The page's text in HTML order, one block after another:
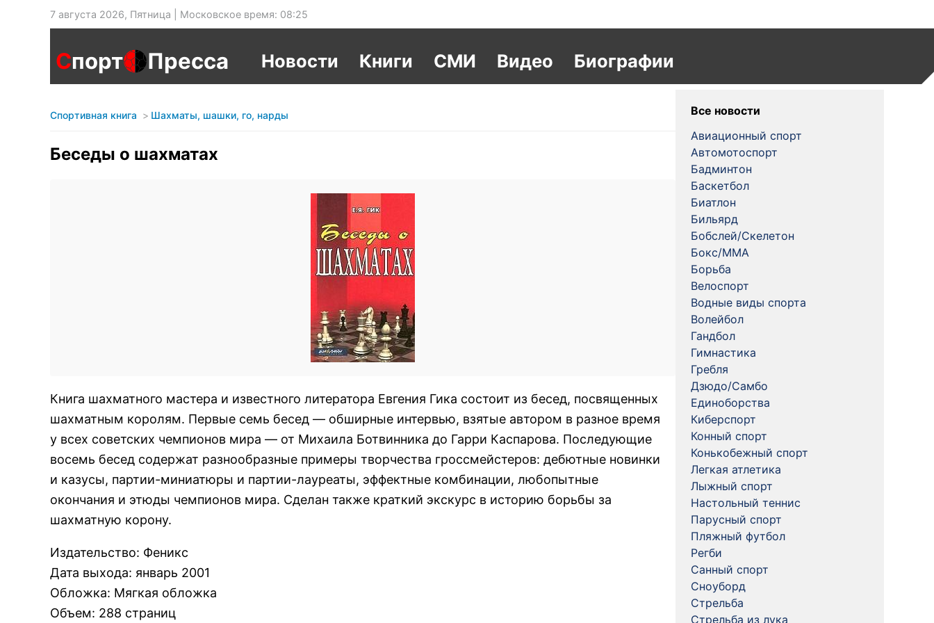
7 августа 2026, Пятница | Московское время: 08:25
Спорт Пресса Новости Книги СМИ Видео Биографии
Спортивная книга Шахматы, шашки, го, нарды
Беседы о шахматах
Книга шахматного мастера и известного литератора Евгения Гика состоит из бесед, посвященных
шахматным королям. Первые семь бесед — обширные интервью, взятые автором в разное время
у всех советских чемпионов мира — от Михаила Ботвинника до Гарри Каспарова. Последующие
восемь бесед содержат разнообразные примеры творчества гроссмейстеров: дебютные новинки
и казусы, партии-миниатюры и партии-лауреаты, эффектные комбинации, любопытные
окончания и этюды чемпионов мира. Сделан также краткий экскурс в историю борьбы за
шахматную корону.
Издательство: Феникс
Дата выхода: январь 2001
Обложка: Мягкая обложка
Объем: 288 страниц
Все новости
Авиационный спорт
Автомотоспорт
Бадминтон
Баскетбол
Биатлон
Бильярд
Бобслей/Скелетон
Бокс/MMA
Борьба
Велоспорт
Водные виды спорта
Волейбол
Гандбол
Гимнастика
Гребля
Дзюдо/Самбо
Единоборства
Киберспорт
Конный спорт
Конькобежный спорт
Легкая атлетика
Лыжный спорт
Настольный теннис
Парусный спорт
Пляжный футбол
Регби
Санный спорт
Сноуборд
Стрельба
Стрельба из лука